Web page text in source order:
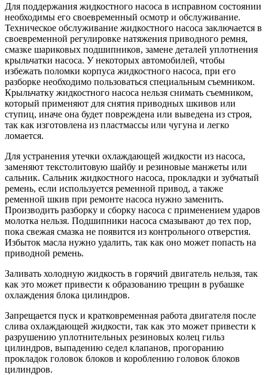
Для поддержания жидкостного насоса в исправном состоянии
необходимы его своевременный осмотр и обслуживание.
Техническое обслуживание жидкостного насоса заключается в
своевременной регулировке натяжения приводного ремня,
смазке шариковых подшипников, замене деталей уплотнения
крыльчатки насоса. У некоторых автомобилей, чтобы
избежать поломки корпуса жидкостного насоса, при его
разборке необходимо пользоваться специальным съемником.
Крыльчатку жидкостного насоса нельзя снимать съемником,
который применяют для снятия приводных шкивов или
ступиц, иначе она будет повреждена или выведена из строя,
так как изготовлена из пластмассы или чугуна и легко
ломается.
Для устранения утечки охлаждающей жидкости из насоса,
заменяют текстолитовую шайбу и резиновые манжеты или
сальник. Сальник жидкостного насоса, прокладки и зубчатый
ремень, если используется ременной привод, а также
ременной шкив при ремонте насоса нужно заменить.
Производить разборку и сборку насоса с применением ударов
молотка нельзя. Подшипники насоса смазывают до тех пор,
пока свежая смазка не появится из контрольного отверстия.
Избыток масла нужно удалить, так как оно может попасть на
приводной ремень.
Заливать холодную жидкость в горячий двигатель нельзя, так
как это может привести к образованию трещин в рубашке
охлаждения блока цилиндров.
Запрещается пуск и кратковременная работа двигателя после
слива охлаждающей жидкости, так как это может привести к
разрушению уплотнительных резиновых колец гильз
цилиндров, выпадению седел клапанов, прогоранию
прокладок головок блоков и короблению головок блоков
цилиндров.